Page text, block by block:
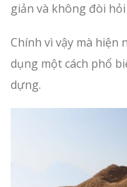
giản và không đòi
Chính vì vậy mà hiện
dụng một cách phổ
dựng.